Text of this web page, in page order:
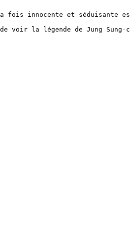
fois innocente et séduisante
voir la légende de Jung Sung-